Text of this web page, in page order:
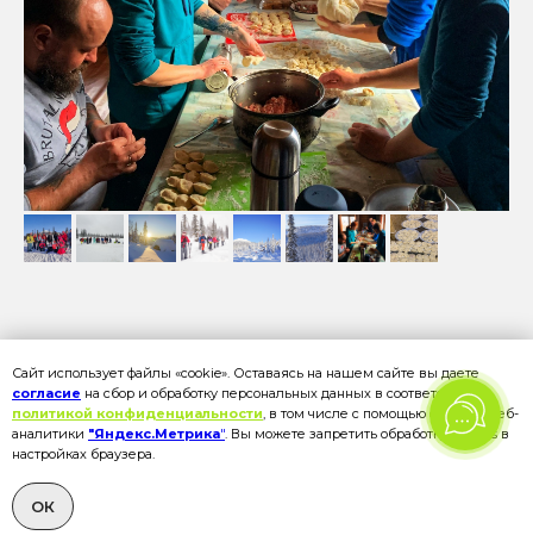
ВТОРОЙ ДЕНЬ
Пора в гору!
РАСКРЫТЬ ОПИСАНИЕ ДНЯ
Сайт использует файлы «cookie». Оставаясь на нашем сайте вы даете
согласие на сбор и обработку персональных данных в соответствии с
политикой конфиденциальности, в том числе с помощью сервиса веб-
аналитики "Яндекс.Метрика". Вы можете запретить обработку cookies в
настройках браузера.
ОК